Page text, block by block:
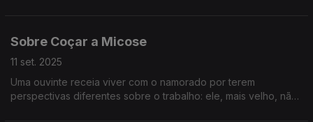
Sobre Coçar a Micose
11 set. 2025
Uma ouvinte receia viver com o namorado por terem
perspectivas diferentes sobre o trabalho: ele, mais velho, não